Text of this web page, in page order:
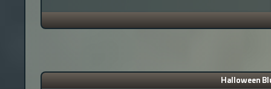
Halloween